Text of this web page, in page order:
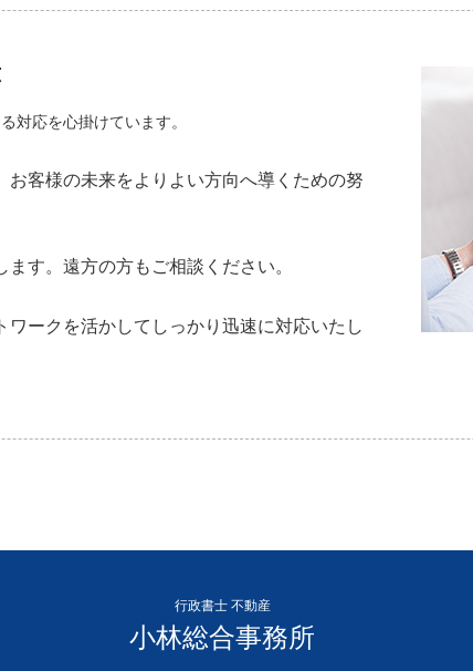
対応を心掛けています。
お客様の未来をよりよい方向へ導くための努
す。遠方の方もご相談ください。
ークを活かしてしっかり迅速に対応いたし
行政書士 不動産
小林総合事務所